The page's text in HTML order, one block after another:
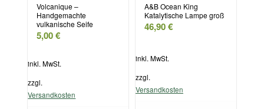
Volcanique –
Handgemachte
vulkanische Seife
5,00€
inkl. MwSt.
zzgl.
Versandkosten
A&B Ocean King
Katalytische Lampe groß
46,90€
inkl. MwSt.
zzgl.
Versandkosten